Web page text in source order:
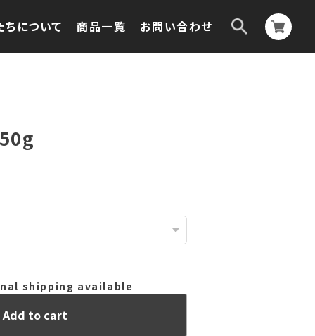
ちについて 商品一覧 お問い合わせ
shipping available
Add to cart